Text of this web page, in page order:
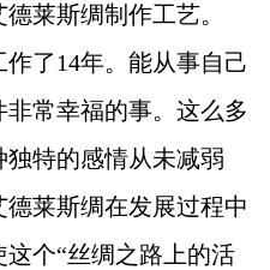
莱斯绸制作工艺。
了14年。能从事自己
常幸福的事。这么多
特的感情从未减弱
莱斯绸在发展过程中
个“丝绸之路上的活